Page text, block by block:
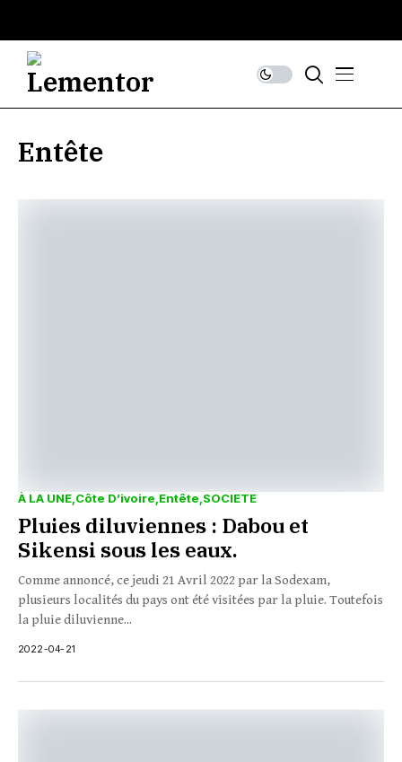
Entête
À LA UNE Côte D’ivoire Entête SOCIETE
Pluies diluviennes : Dabou et
Sikensi sous les eaux.
Comme annoncé, ce jeudi 21 Avril 2022 par la Sodexam,
plusieurs localités du pays ont été visitées par la pluie. Toutefois
la pluie diluvienne...
2022-04-21